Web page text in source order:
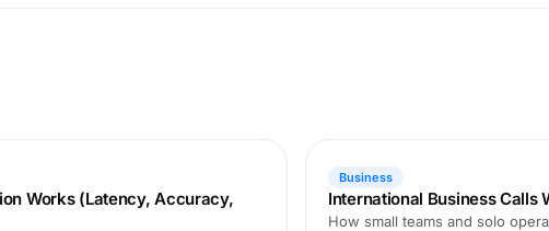
Works (Latency, Accuracy,
Business
International Business Calls
How small teams and solo